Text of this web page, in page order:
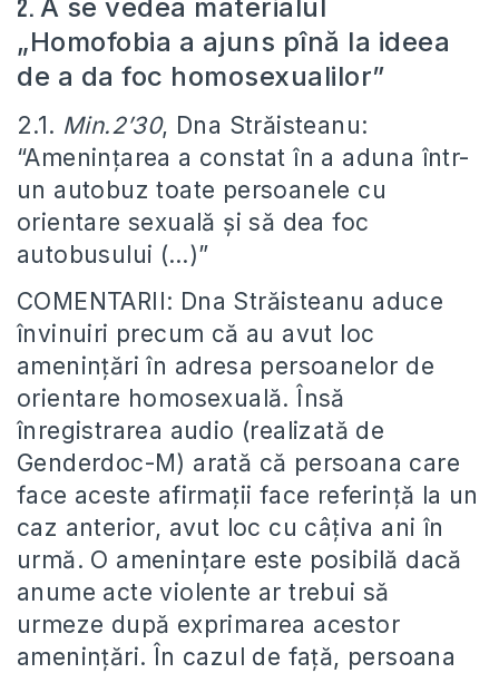
2. A se vedea materialul
„Homofobia a ajuns pînă la ideea
de a da foc homosexualilor”
2.1. Min.2’30, Dna Străisteanu:
“Amenințarea a constat în a aduna într-
un autobuz toate persoanele cu
orientare sexuală și să dea foc
autobusului (…)”
COMENTARII: Dna Străisteanu aduce
învinuiri precum că au avut loc
amenințări în adresa persoanelor de
orientare homosexuală. Însă
înregistrarea audio (realizată de
Genderdoc-M) arată că persoana care
face aceste afirmații face referință la un
caz anterior, avut loc cu câțiva ani în
urmă. O amenințare este posibilă dacă
anume acte violente ar trebui să
urmeze după exprimarea acestor
amenințări. În cazul de față, persoana